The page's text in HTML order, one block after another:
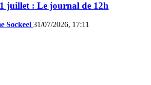
juillet : Le journal de 12h
Sockeel 31/07/2026, 17:11